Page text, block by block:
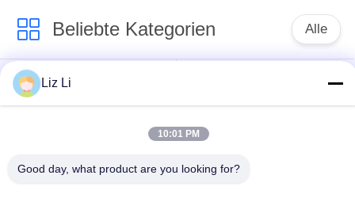
Luft-
Suspendierungs-
Reparatur-Set
402
Beliebte Kategorien Alle
Luft-Suspendierungs-
Schock
BENZluft-
Suspendierungs-Teile
Liz Li
10:01 PM
Good day, what product are you looking for?